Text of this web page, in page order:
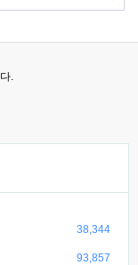
.
38,344
93,857